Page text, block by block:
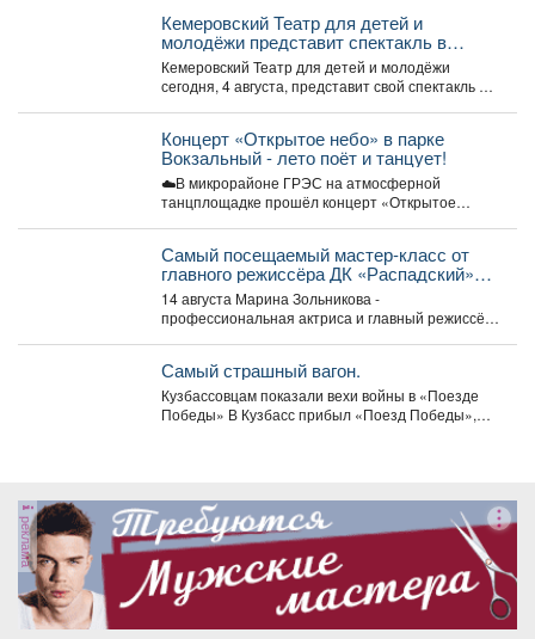
Кемеровский Театр для детей и
молодёжи представит спектакль в
Москве
Кемеровский Театр для детей и молодёжи
сегодня, 4 августа, представит свой спектакль на
Концерт «Открытое небо» в парке
Вокзальный - лето поёт и танцует!
☁️В микрорайоне ГРЭС на атмосферной
танцплощадке прошёл концерт «Открытое
Самый посещаемый мастер‑класс от
главного режиссёра ДК «Распадский»
возвращается
14 августа Марина Зольникова -
профессиональная актриса и главный режиссёр
Самый страшный вагон.
Кузбассовцам показали вехи войны в «Поезде
Победы» В Кузбасс прибыл «Поезд Победы»,
реклама